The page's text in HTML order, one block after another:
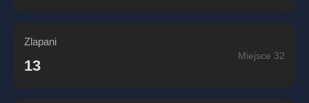
Zlapani
13
Miejsce 32